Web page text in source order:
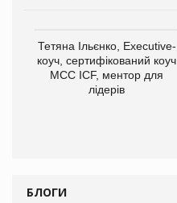
Тетяна Ільєнко, Executive-
коуч, сертифікований коуч
МСС ICF, ментор для
лідерів
БЛОГИ